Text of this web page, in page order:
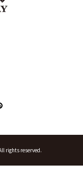
rights reserved.